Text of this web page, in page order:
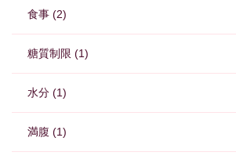
食事 (2)
糖質制限 (1)
水分 (1)
満腹 (1)